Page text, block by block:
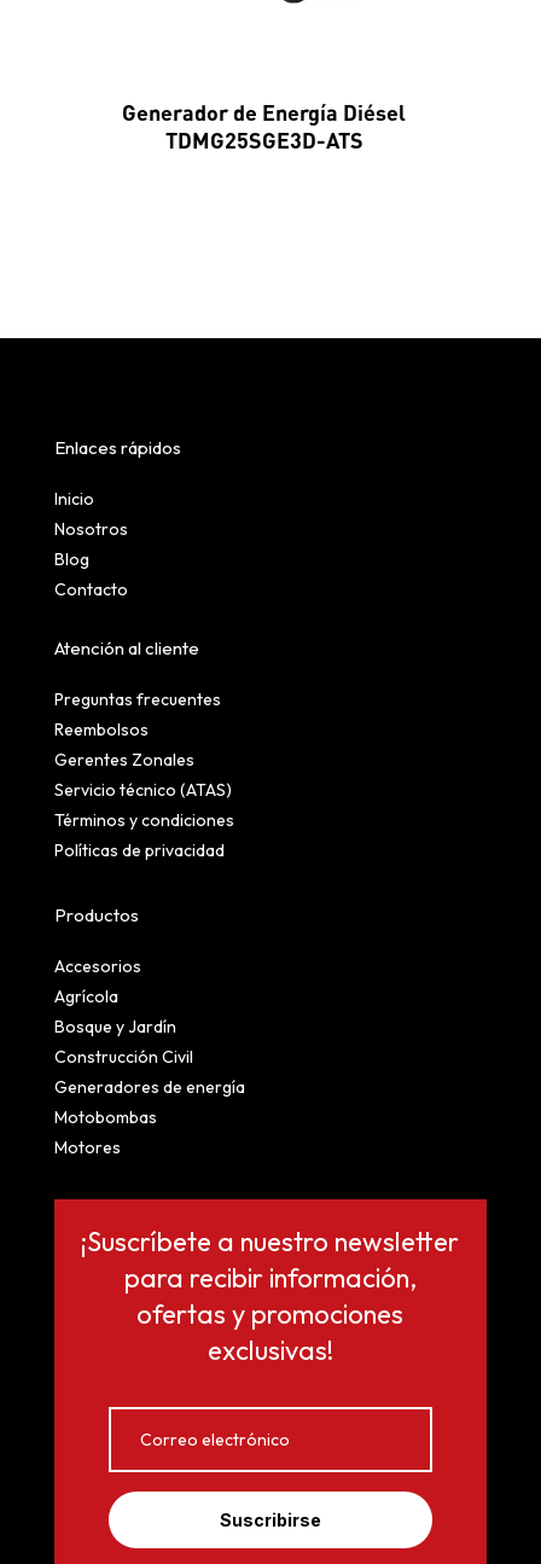
Generador de Energía Diésel
TDMG25SGE3D-ATS
Enlaces rápidos
Inicio
Nosotros
Blog
Contacto
Atención al cliente
Preguntas frecuentes
Reembolsos
Gerentes Zonales
Servicio técnico (ATAS)
Términos y condiciones
Políticas de privacidad
Productos
Accesorios
Agrícola
Bosque y Jardín
Construcción Civil
Generadores de energía
Motobombas
Motores
¡Suscríbete a nuestro newsletter
para recibir información,
ofertas y promociones
exclusivas!
Suscribirse